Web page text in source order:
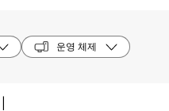
운영 체제